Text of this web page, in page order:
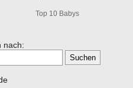
Top 10 Babys
nach: